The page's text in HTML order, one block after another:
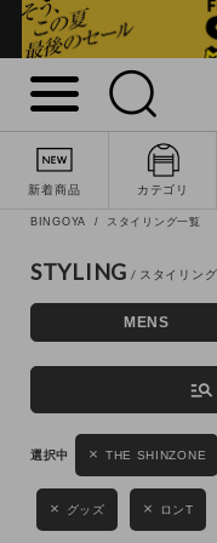
新着商品 カテゴリ
キーワード
性別
MENS
BINGOYA スタイリング一覧
STYLING
MENS
manage_search
THE SHINZONE
グッズ ロンT